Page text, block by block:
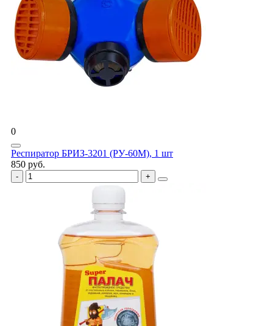
0
Респиратор БРИЗ-3201 (РУ-60М), 1 шт
850 руб.